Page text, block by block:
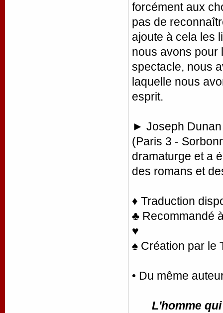
forcément aux
pas de
ajoute à cela les
nous avons pour
spectacle, nous
laquelle nous
esprit.
► Joseph Dunan
(Paris 3 -
dramaturge et a
des romans et
♦ Traduction
♣ Recommandé
♥
♠ Création par le
• Du même
L'homme